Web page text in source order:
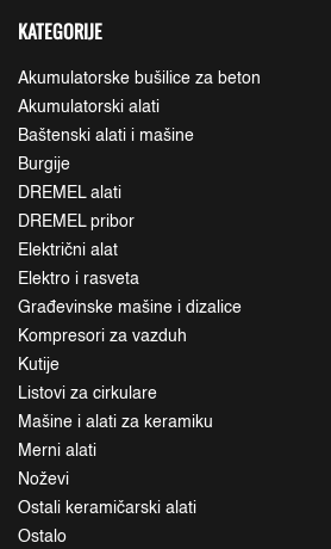
KATEGORIJE
Akumulatorske bušilice za beton
Akumulatorski alati
Baštenski alati i mašine
Burgije
DREMEL alati
DREMEL pribor
Električni alat
Elektro i rasveta
Građevinske mašine i dizalice
Kompresori za vazduh
Kutije
Listovi za cirkulare
Mašine i alati za keramiku
Merni alati
Noževi
Ostali keramičarski alati
Ostalo